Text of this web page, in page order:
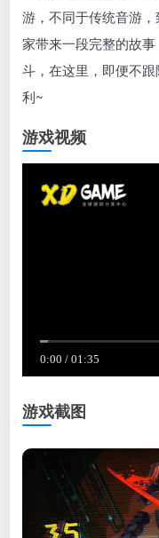
游，不同于传统音游
家带来一段完整的故
斗，在这里，即便不
利~
游戏视频
游戏截图